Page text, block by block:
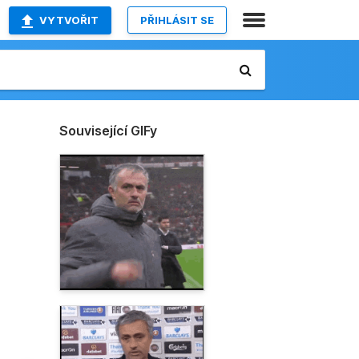
VYTVOŘIT PŘIHLÁSIT SE
Související GIFy